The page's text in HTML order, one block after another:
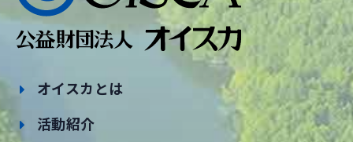
オイスカとは
活動紹介